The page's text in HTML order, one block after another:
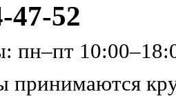
47-52
пн–пт
принимаются